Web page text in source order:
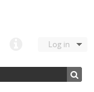
Log in